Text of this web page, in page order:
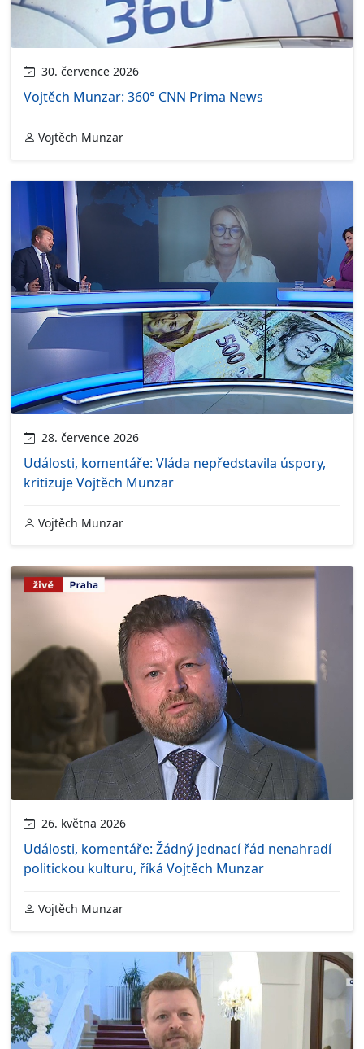
30. července 2026
Vojtěch Munzar: 360° CNN Prima News
Vojtěch Munzar
28. července 2026
Události, komentáře: Vláda nepředstavila úspory,
kritizuje Vojtěch Munzar
Vojtěch Munzar
26. května 2026
Události, komentáře: Žádný jednací řád nenahradí
politickou kulturu, říká Vojtěch Munzar
Vojtěch Munzar